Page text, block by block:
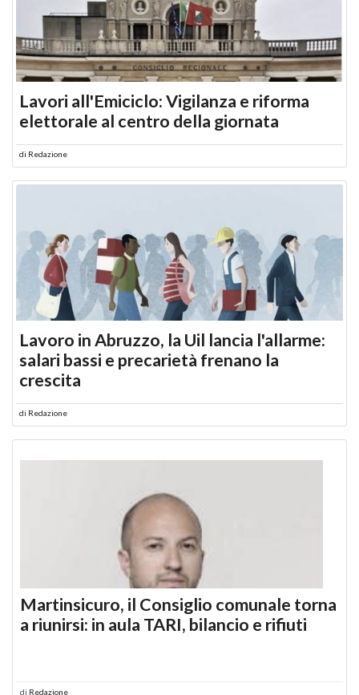
Lavori all'Emiciclo: Vigilanza e riforma
elettorale al centro della giornata
di Redazione
Lavoro in Abruzzo, la Uil lancia l'allarme:
salari bassi e precarietà frenano la
crescita
di Redazione
Martinsicuro, il Consiglio comunale torna
a riunirsi: in aula TARI, bilancio e rifiuti
di Redazione